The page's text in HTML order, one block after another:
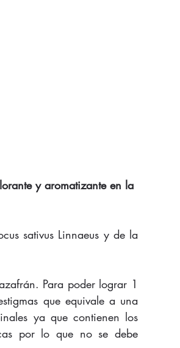
y aromatizante en la
sativus Linnaeus y de la
Para poder lograr 1
que equivale a una
ya que contienen los
por lo que no se debe